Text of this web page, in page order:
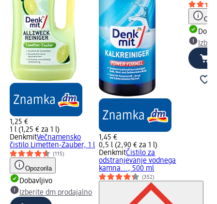
1,25 €
1 l (1,25 € za 1 l)
DenkmitVečnamensko
čistilo Limetten-Zauber, 1 l
(115)
Opozorila
Dobavljivo
Izberite dm prodajalno
1,45 €
0,5 l (2,90 € za 1 l)
DenkmitČistilo za
odstranjevanje vodnega
kamna..., 500 ml
(352)